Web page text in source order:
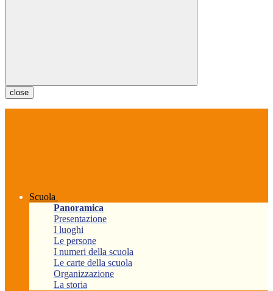
close
Scuola
Panoramica
Presentazione
I luoghi
Le persone
I numeri della scuola
Le carte della scuola
Organizzazione
La storia